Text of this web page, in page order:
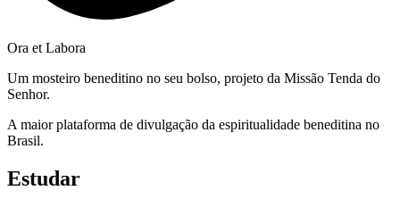
Ora et Labora
Um mosteiro beneditino no seu bolso, projeto da Missão Tenda do
Senhor.
A maior plataforma de divulgação da espiritualidade beneditina no
Brasil.
Estudar